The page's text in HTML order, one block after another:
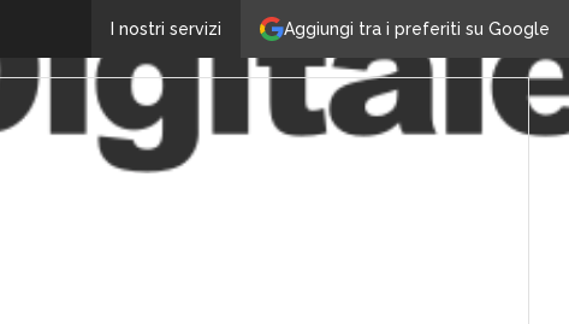
Aggiungi tra i preferiti su Google
I nostri servizi